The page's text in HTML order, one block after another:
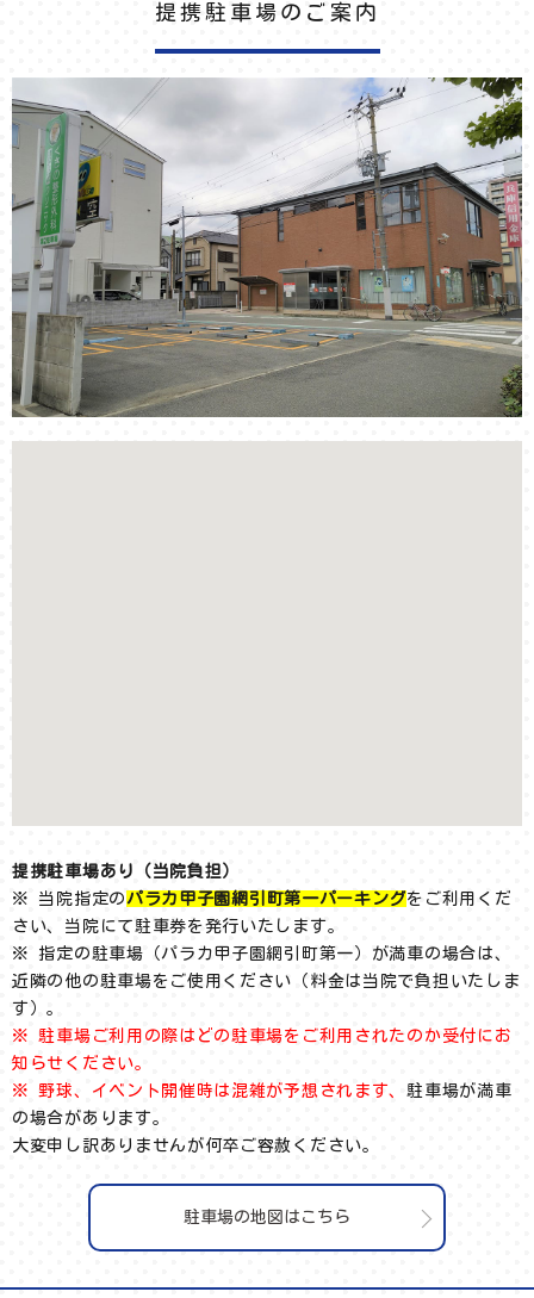
提携駐車場のご案内
提携駐車場あり（当院負担）
※ 当院指定のパラカ甲子園網引町第一パーキングをご利用くだ
さい、当院にて駐車券を発行いたします。
※ 指定の駐車場（パラカ甲子園網引町第一）が満車の場合は、
近隣の他の駐車場をご使用ください（料金は当院で負担いたしま
す）。
※ 駐車場ご利用の際はどの駐車場をご利用されたのか受付にお
知らせください。
※ 野球、イベント開催時は混雑が予想されます、駐車場が満車
の場合があります。
大変申し訳ありませんが何卒ご容赦ください。
駐車場の地図はこちら